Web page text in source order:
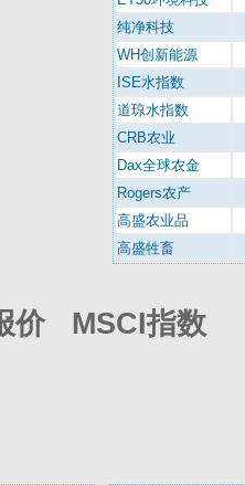
纯净科技
WH创新能源
ISE水指数
道琼水指数
CRB农业
Dax全球农金
Rogers农产
高盛农业品
高盛牲畜
价 MSCI指数